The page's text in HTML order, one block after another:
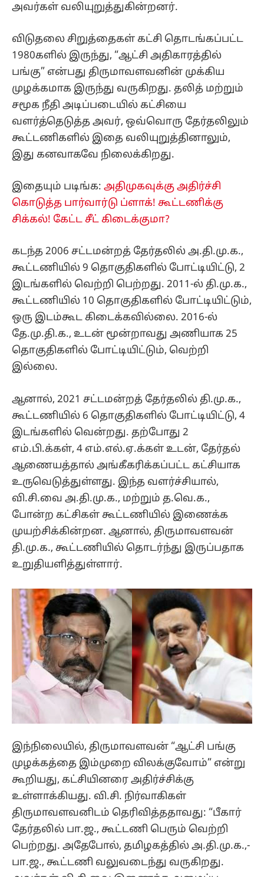
அவர்கள் வலியுறுத்துகின்றனர்.
விடுதலை சிறுத்தைகள் கட்சி தொடங்கப்பட்ட
1980களில் இருந்து, “ஆட்சி அதிகாரத்தில்
பங்கு” என்பது திருமாவளவனின் முக்கிய
முழக்கமாக இருந்து வருகிறது. தலித் மற்றும்
சமூக நீதி அடிப்படையில் கட்சியை
வளர்த்தெடுத்த அவர், ஒவ்வொரு தேர்தலிலும்
கூட்டணிகளில் இதை வலியுறுத்தினாலும்,
இது கனவாகவே நிலைக்கிறது.
இதையும் படிங்க: அதிமுகவுக்கு அதிர்ச்சி
கொடுத்த பார்வார்டு ப்ளாக்! கூட்டணிக்கு
சிக்கல்! கேட்ட சீட் கிடைக்குமா?
கடந்த 2006 சட்டமன்றத் தேர்தலில் அ.தி.மு.க.,
கூட்டணியில் 9 தொகுதிகளில் போட்டியிட்டு, 2
இடங்களில் வெற்றி பெற்றது. 2011-ல் தி.மு.க.,
கூட்டணியில் 10 தொகுதிகளில் போட்டியிட்டும்,
ஒரு இடம்கூட கிடைக்கவில்லை. 2016-ல்
தே.மு.தி.க., உடன் மூன்றாவது அணியாக 25
தொகுதிகளில் போட்டியிட்டும், வெற்றி
இல்லை.
ஆனால், 2021 சட்டமன்றத் தேர்தலில் தி.மு.க.,
கூட்டணியில் 6 தொகுதிகளில் போட்டியிட்டு, 4
இடங்களில் வென்றது. தற்போது 2
எம்.பி.க்கள், 4 எம்.எல்.ஏ.க்கள் உடன், தேர்தல்
ஆணையத்தால் அங்கீகரிக்கப்பட்ட கட்சியாக
உருவெடுத்துள்ளது. இந்த வளர்ச்சியால்,
வி.சி.வை அ.தி.மு.க., மற்றும் த.வெ.க.,
போன்ற கட்சிகள் கூட்டணியில் இணைக்க
முயற்சிக்கின்றன. ஆனால், திருமாவளவன்
தி.மு.க., கூட்டணியில் தொடர்ந்து இருப்பதாக
உறுதியளித்துள்ளார்.
இந்நிலையில், திருமாவளவன் “ஆட்சி பங்கு
முழக்கத்தை இம்முறை விலக்குவோம்” என்று
கூறியது, கட்சியினரை அதிர்ச்சிக்கு
உள்ளாக்கியது. வி.சி. நிர்வாகிகள்
திருமாவளவனிடம் தெரிவித்ததாவது: “பீகார்
தேர்தலில் பா.ஜ., கூட்டணி பெரும் வெற்றி
பெற்றது. அதேபோல், தமிழகத்தில் அ.தி.மு.க.,-
பா.ஜ., கூட்டணி வலுவடைந்து வருகிறது.